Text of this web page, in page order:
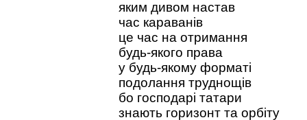
яким дивом настав
час караванів
це час на отримання
будь-якого права
у будь-якому форматі
подолання труднощів
бо господарі татари
знають горизонт та орбіту